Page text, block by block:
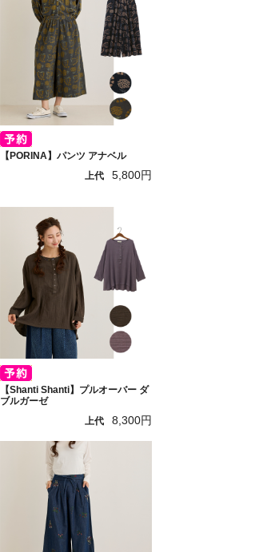
【PORINA】パンツ アナベル
上代
5,800円
【Shanti Shanti】プルオーバー ダ
ブルガーゼ
上代
8,300円